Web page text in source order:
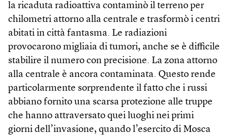
la ricaduta radioattiva contaminò il terreno per
chilometri attorno alla centrale e trasformò i centri
abitati in città fantasma. Le radiazioni
provocarono migliaia di tumori, anche se è difficile
stabilire il numero con precisione. La zona attorno
alla centrale è ancora contaminata. Questo rende
particolarmente sorprendente il fatto che i russi
abbiano fornito una scarsa protezione alle truppe
che hanno attraversato quei luoghi nei primi
giorni dell’invasione, quando l’esercito di Mosca